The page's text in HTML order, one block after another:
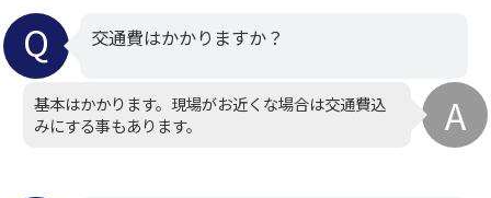
交通費はかかりますか？
基本はかかります。現場がお近くな場合は交通費込
みにする事もあります。